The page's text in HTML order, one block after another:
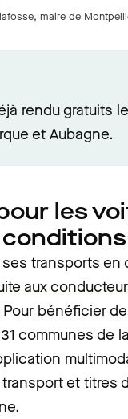
maire de
rendu gratuits
et Aubagne.
les
transports en
aux
bénéficier
communes de
et titres